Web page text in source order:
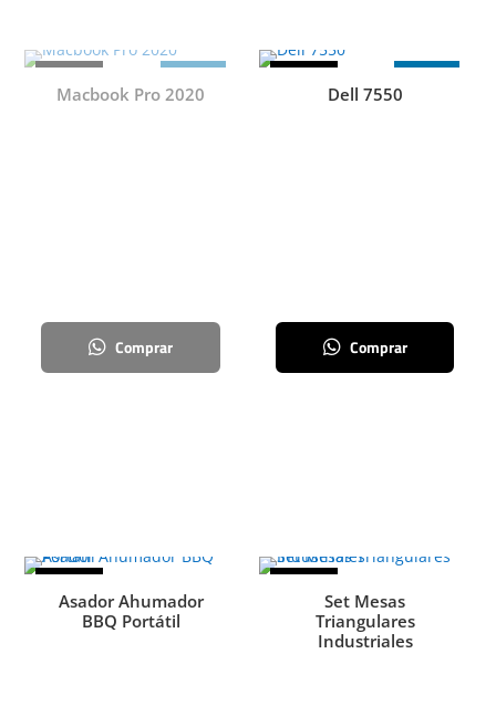
¡Oferta!
Macbook Pro 2020
Comprar
¡Oferta!
Dell 7550
Comprar
Asador Ahumador
BBQ Portátil
Set Mesas
Triangulares
Industriales